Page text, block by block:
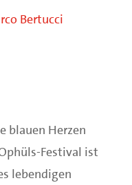
Bertucci
blauen Herzen
Festival ist
lebendigen